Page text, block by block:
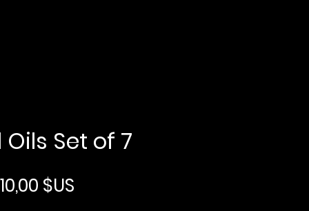
Set of 7
original
10,00 $US